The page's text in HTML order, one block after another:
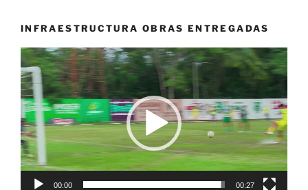
WTT
Contender
Mosquera
2023»
INFRAESTRUCTURA OBRAS ENTREGADAS
Reproductor
de
vídeo
00:00 00:27